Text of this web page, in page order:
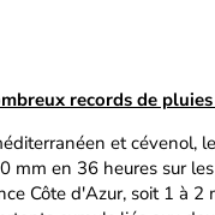
records de
et cévenol,
mm en 36 heures sur
Côte d'Azur, soit 1 à 2